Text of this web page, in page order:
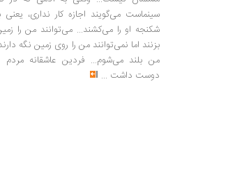
سینماست می‌گویند اجازه کار نداری، یعنی
شکنجه او را می‌کشند... می‌توانند من را
بزنند اما نمی‌توانند من را روی زمین نگه
من بلند می‌شوم... فردین عاشقانه مردم
دوست داشت ...